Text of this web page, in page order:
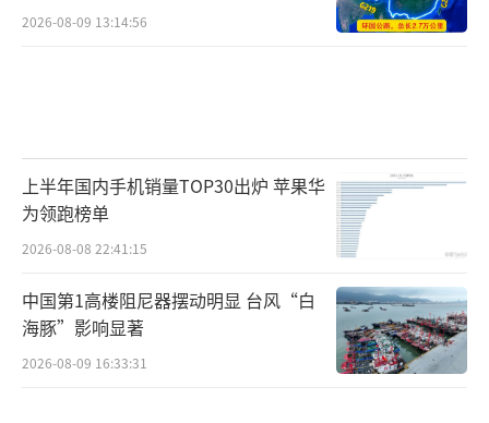
2026-08-09 13:14:56
上半年国内手机销量TOP30出炉 苹果华
为领跑榜单
2026-08-08 22:41:15
中国第1高楼阻尼器摆动明显 台风“白
海豚”影响显著
2026-08-09 16:33:31